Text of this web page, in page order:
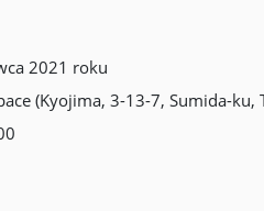
2021 roku
(Kyojima, 3-13-7, Sumida-ku,